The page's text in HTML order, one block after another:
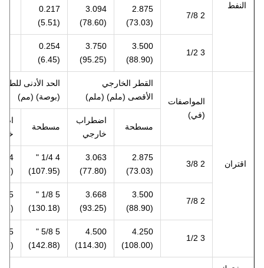
النفط
2 7/8
2.875
(73.03)
3.094
(78.60)
0.217
(5.51)
3 1/2
3.500
(88.90)
3.750
(95.25)
0.254
(6.45)
اقتران
المواصفات
(في)
القطر الخارجي
الأقصى (ملم) (ملم)
الحد الأدنى للطول
(بوصة) (مم)
مسطحة
اضطراب
خارجي
مسطحة
2 3/8
2.875
(73.03)
3.063
(77.80)
4 1/4 "
(107.95)
(123.83)
2 7/8
3.500
(88.90)
3.668
(93.25)
5 1/8 "
(130.18)
(133.35)
3 1/2
4.250
(108.00)
4.500
(114.30)
5 5/8 "
(142.88)
(146.05)